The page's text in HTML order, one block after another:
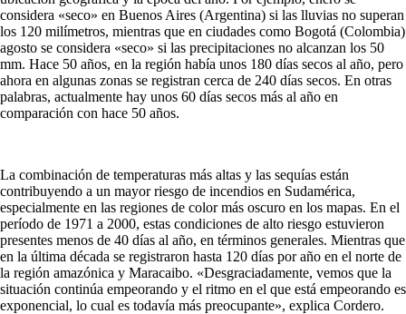
considera «seco» en Buenos Aires (Argentina) si las lluvias no superan
los 120 milímetros, mientras que en ciudades como Bogotá (Colombia)
agosto se considera «seco» si las precipitaciones no alcanzan los 50
mm. Hace 50 años, en la región había unos 180 días secos al año, pero
ahora en algunas zonas se registran cerca de 240 días secos. En otras
palabras, actualmente hay unos 60 días secos más al año en
comparación con hace 50 años.
La combinación de temperaturas más altas y las sequías están
contribuyendo a un mayor riesgo de incendios en Sudamérica,
especialmente en las regiones de color más oscuro en los mapas. En el
período de 1971 a 2000, estas condiciones de alto riesgo estuvieron
presentes menos de 40 días al año, en términos generales. Mientras que
en la última década se registraron hasta 120 días por año en el norte de
la región amazónica y Maracaibo. «Desgraciadamente, vemos que la
situación continúa empeorando y el ritmo en el que está empeorando es
exponencial, lo cual es todavía más preocupante», explica Cordero.